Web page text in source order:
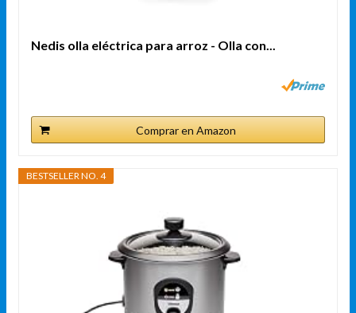
Nedis olla eléctrica para arroz - Olla con...
Comprar en Amazon
BESTSELLER NO. 4